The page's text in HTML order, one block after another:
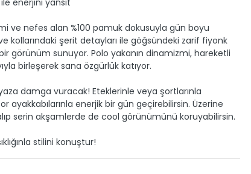
ve nefes alan %100 pamuk dokusuyla gün boyu
kollarındaki şerit detayları ile göğsündeki zarif fiyonk
görünüm sunuyor. Polo yakanın dinamizmi, hareketli
birleşerek sana özgürlük katıyor.
damga vuracak! Eteklerinle veya şortlarınla
ayakkabılarınla enerjik bir gün geçirebilirsin. Üzerine
serin akşamlerde de cool görünümünü koruyabilirsin.
stilini konuştur!